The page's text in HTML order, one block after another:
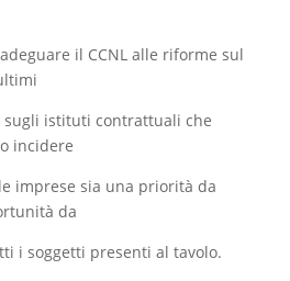
il CCNL alle riforme sul
istituti contrattuali che
incidere
imprese sia una priorità da
da
i soggetti presenti al tavolo.